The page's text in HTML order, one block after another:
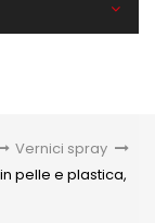
Vernici spray >
pelle e plastica,